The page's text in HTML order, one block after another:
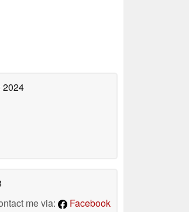
2024
me via:
Facebook